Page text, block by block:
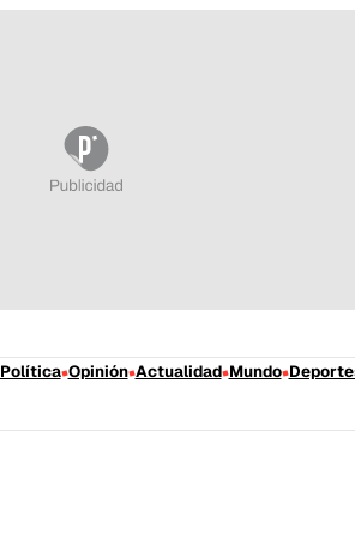
Política Opinión Actualidad Mundo